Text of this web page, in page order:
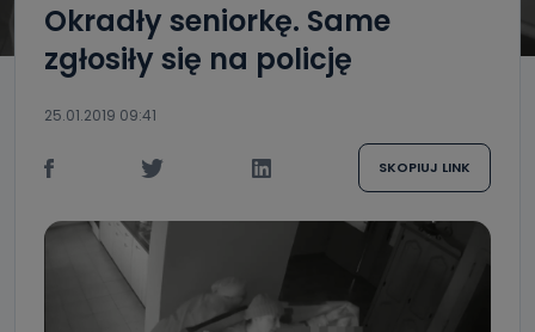
Okradły seniorkę. Same
zgłosiły się na policję
25.01.2019 09:41
SKOPIUJ LINK